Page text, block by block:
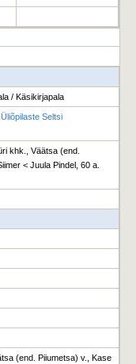
/ Käsikirjapala
Seltsi
khk., Väätsa (end.
< Juula Pindel, 60 a.
(end. Piiumetsa) v., Kase